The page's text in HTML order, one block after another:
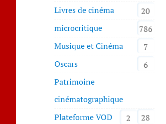
Livres de cinéma
20
microcritique
786
Musique et Cinéma
7
Oscars
6
Patrimoine
cinématographique
28
Plateforme VOD
2